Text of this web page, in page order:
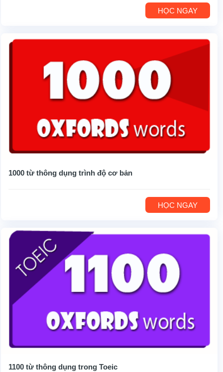
HỌC NGAY
1000 từ thông dụng trình độ cơ bản
HỌC NGAY
1100 từ thông dụng trong Toeic